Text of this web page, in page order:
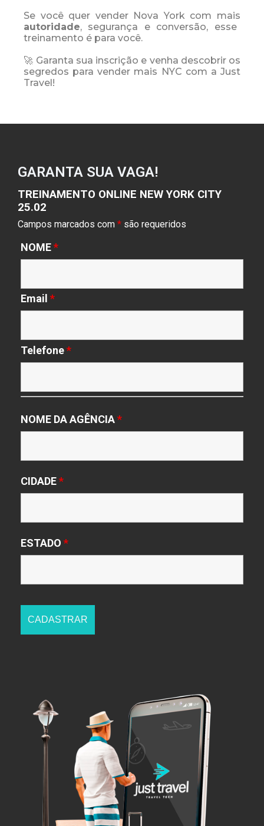
Se você quer vender Nova York com mais
autoridade, segurança e conversão, esse
treinamento é para você.
🚀 Garanta sua inscrição e venha descobrir os
segredos para vender mais NYC com a Just
Travel!
GARANTA SUA VAGA!
TREINAMENTO ONLINE NEW YORK CITY
25.02​
Campos marcados com * são requeridos
NOME*
Email *
Telefone*
NOME DA AGÊNCIA*
CIDADE*
ESTADO *